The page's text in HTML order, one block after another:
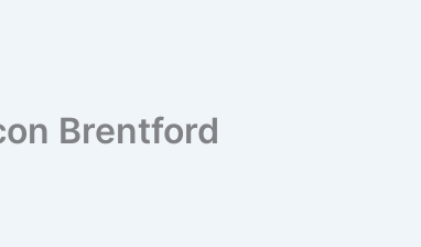
Brentford